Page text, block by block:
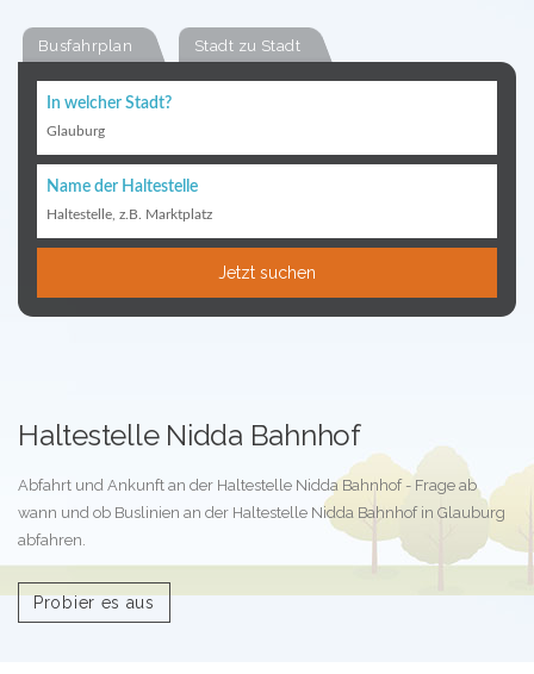
Busfahrplan Stadt zu Stadt
In welcher Stadt?
Glauburg
Name der Haltestelle
Haltestelle, z.B. Marktplatz
Jetzt suchen
Haltestelle Nidda Bahnhof
Abfahrt und Ankunft an der Haltestelle Nidda Bahnhof - Frage ab
wann und ob Buslinien an der Haltestelle Nidda Bahnhof in Glauburg
abfahren.
Probier es aus